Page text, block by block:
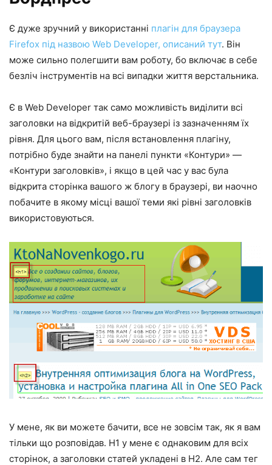
Є дуже зручний у використанні плагін для браузера
Firefox під назвою Web Developer, описаний тут. Він
може сильно полегшити вам роботу, бо включає в себе
безліч інструментів на всі випадки життя верстальника.
Є в Web Developer так само можливість виділити всі
заголовки на відкритій веб-браузері із зазначенням їх
рівня. Для цього вам, після встановлення плагіну,
потрібно буде знайти на панелі пункти «Контури» —
«Контури заголовків», і якщо в цей час у вас була
відкрита сторінка вашого ж блогу в браузері, ви наочно
побачите в якому місці вашої теми які рівні заголовків
використовуються.
У мене, як ви можете бачити, все не зовсім так, як я вам
тільки що розповідав. H1 у мене є однаковим для всіх
сторінок, а заголовки статей укладені в H2. Але сам тег